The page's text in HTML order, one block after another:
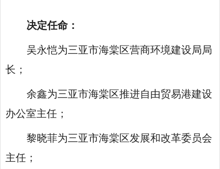
决定任命：
吴永恺为三亚市海棠区营商环境建设局局
长；
余鑫为三亚市海棠区推进自由贸易港建设
办公室主任；
黎晓菲为三亚市海棠区发展和改革委员会
主任；